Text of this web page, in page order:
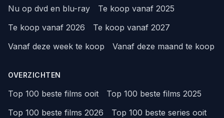
Nu op dvd en blu-ray
Te koop vanaf 2025
Te koop vanaf 2026
Te koop vanaf 2027
Vanaf deze week te koop
Vanaf deze maand te koop
OVERZICHTEN
Top 100 beste films ooit
Top 100 beste films 2025
Top 100 beste films 2026
Top 100 beste series ooit